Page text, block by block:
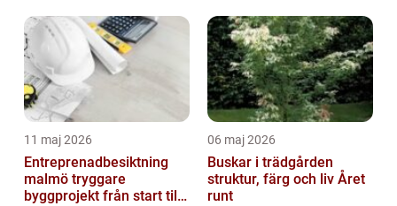
11 maj 2026
Entreprenadbesiktning
malmö tryggare
byggprojekt från start till
06 maj 2026
Buskar i trädgården
struktur, färg och liv Året
runt